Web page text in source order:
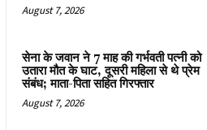
August 7, 2026
सेना के जवान ने 7 माह की गर्भवती पत्नी को
उतारा मौत के घाट, दूसरी महिला से थे प्रेम
संबंध; माता-पिता सहित गिरफ्तार
August 7, 2026